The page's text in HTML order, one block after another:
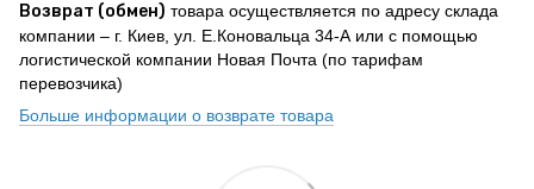
Возврат (обмен) товара осуществляется по адресу склада
компании – г. Киев, ул. Е.Коновальца 34-А или с помощью
логистической компании Новая Почта (по тарифам
перевозчика)
Больше информации о возврате товара